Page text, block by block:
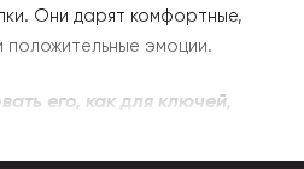
Они дарят комфортные,
эмоции.
ь его, как для ключей,